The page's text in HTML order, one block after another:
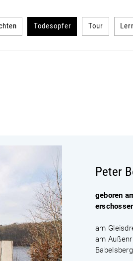
Todesopfer Tour
Peter
geboren
am
am